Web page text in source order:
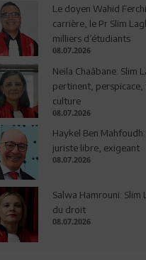
Le doyen Wahid
carrière, le Pr Slim
milliers d’étudiants
08.07.2026
Neila Chaâbane: Slim
pertinent, perspicace,
culture
08.07.2026
Haykel Ben
juriste libre, exigeant
08.07.2026
Salwa Hamrouni: Slim
du droit
08.07.2026